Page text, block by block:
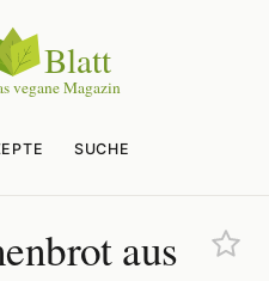
SUCHE
aus